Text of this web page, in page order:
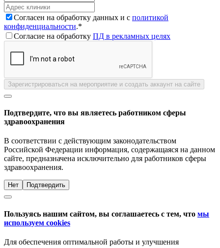
Согласен на обработку данных и с политикой
конфиденциальности.*
Согласие на обработку ПД в рекламных целях
Зарегистрироваться на мероприятие и создать аккаунт на сайте
Подтвердите, что вы являетесь работником сферы
здравоохранения
В соответствии с действующим законодательством
Российской Федерации информация, содержащаяся на данном
сайте, предназначена исключительно для работников сферы
здравоохранения.
Нет Подтвердить
Пользуясь нашим сайтом, вы соглашаетесь с тем, что мы
используем cookies
Для обеспечения оптимальной работы и улучшения